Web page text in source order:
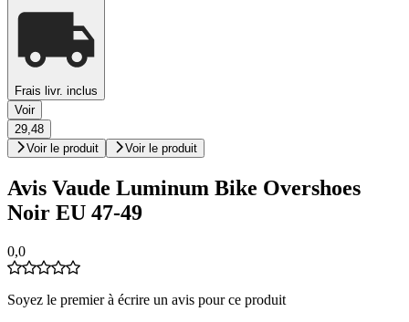
Frais livr. inclus
Voir
29,48
Voir le produit
Voir le produit
Avis Vaude Luminum Bike Overshoes
Noir EU 47-49
0,0
Soyez le premier à écrire un avis pour ce produit